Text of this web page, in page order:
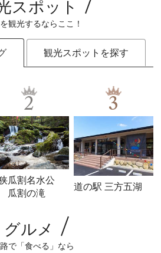
スポット
観光するならここ！
観光スポットを探す
2
瓜割名水公
瓜割の滝
3
道の駅 三方五湖
グルメ
で「食べる」なら